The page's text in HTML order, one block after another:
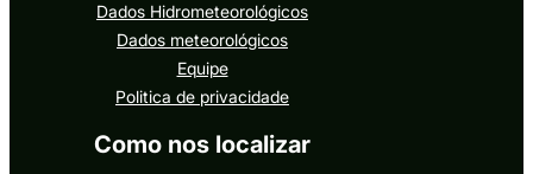
Dados Hidrometeorológicos
Dados meteorológicos
Equipe
Politica de privacidade
Como nos localizar